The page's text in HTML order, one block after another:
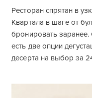
Ресторан спрятан в
Квартала в шаге от
бронировать
есть две опции
десерта на выбор за